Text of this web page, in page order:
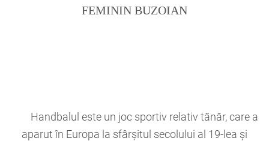
FEMININ BUZOIAN
Handbalul este un joc sportiv relativ tânăr, care a
aparut în Europa la sfârşitul secolului al 19-lea şi